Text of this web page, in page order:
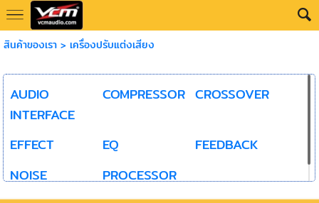
สินค้าของเรา> เครื่องปรับแต่งเสียง
AUDIO
INTERFACE
COMPRESSOR CROSSOVER
EFFECT EQ
FEEDBACK
NOISE
PROCESSOR